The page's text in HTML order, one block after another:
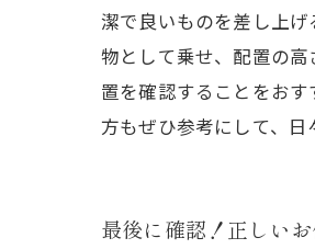
潔で良いものを差し上
物として乗せ、配置の
置を確認することをお
方もぜひ参考にして、日
最後に確認！正しい